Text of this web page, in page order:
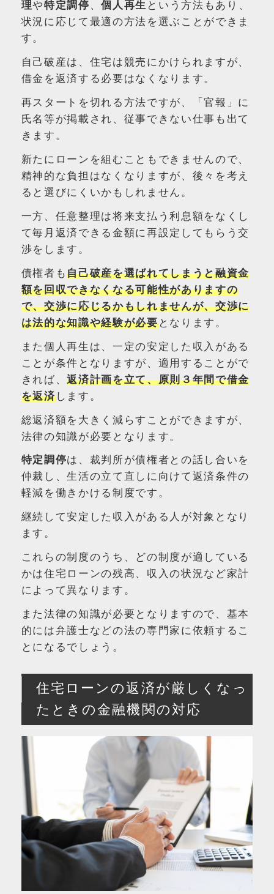
理や特定調停 、個人再生 という方法もあり、
状況に応じて最適の方法を選ぶことができま
す。
自己破産は、住宅は競売にかけられますが、
借金を返済する必要はなくなります。
再スタートを切れる方法ですが、「官報」に
氏名等が掲載され、従事できない仕事も出て
きます。
新たにローンを組むこともできませんので、
精神的な負担はなくなりますが、後々を考え
ると選びにくいかもしれません。
一方、任意整理は将来支払う利息額をなくし
て毎月返済できる金額に再設定してもらう交
渉をします。
債権者も自己破産を選ばれてしまうと融資金
額を回収できなくなる可能性がありますの
で、交渉に応じるかもしれませんが、交渉に
は法的な知識や経験が必要となります。
また個人再生は、一定の安定した収入がある
ことが条件となりますが、適用することがで
きれば、返済計画を立て、原則３年間で借金
を返済します。
総返済額を大きく減らすことができますが、
法律の知識が必要となります。
特定調停は、裁判所が債権者との話し合いを
仲裁し、生活の立て直しに向けて返済条件の
軽減を働きかける制度です。
継続して安定した収入がある人が対象となり
ます。
これらの制度のうち、どの制度が適している
かは住宅ローンの残高、収入の状況など家計
によって異なります。
また法律の知識が必要となりますので、基本
的には弁護士などの法の専門家に依頼するこ
とになるでしょう。
住宅ローンの返済が厳しくなっ
たときの金融機関の対応